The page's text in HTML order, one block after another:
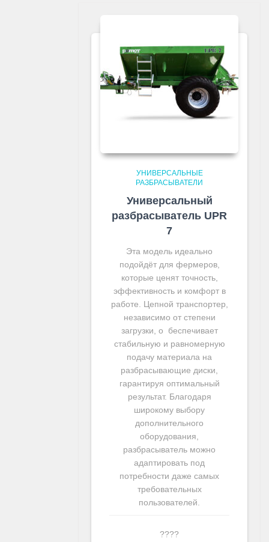
УНИВЕРСАЛЬНЫЕ
РАЗБРАСЫВАТЕЛИ
Универсальный
разбрасыватель UPR
7
Эта модель идеально
подойдёт для фермеров,
которые ценят точность,
эффективность и комфорт в
работе. Цепной транспортер,
независимо от степени
загрузки, о беспечивает
стабильную и равномерную
подачу материала на
разбрасывающие диски,
гарантируя оптимальный
результат. Благодаря
широкому выбору
дополнительного
оборудования,
разбрасыватель можно
адаптировать под
потребности даже самых
требовательных
пользователей.
????